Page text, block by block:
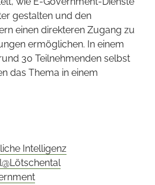
gestalten und den
einen direkteren Zugang zu
ermöglichen. In einem
30 Teilnehmenden selbst
das Thema in einem
Intelligenz